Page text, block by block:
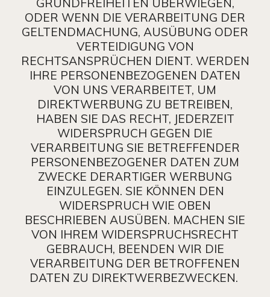
ODER WENN DIE VERARBEITUNG DER
GELTENDMACHUNG, AUSÜBUNG ODER
VERTEIDIGUNG VON
RECHTSANSPRÜCHEN DIENT. WERDEN
IHRE PERSONENBEZOGENEN DATEN
VON UNS VERARBEITET, UM
DIREKTWERBUNG ZU BETREIBEN,
HABEN SIE DAS RECHT, JEDERZEIT
WIDERSPRUCH GEGEN DIE
VERARBEITUNG SIE BETREFFENDER
PERSONENBEZOGENER DATEN ZUM
ZWECKE DERARTIGER WERBUNG
EINZULEGEN. SIE KÖNNEN DEN
WIDERSPRUCH WIE OBEN
BESCHRIEBEN AUSÜBEN. MACHEN SIE
VON IHREM WIDERSPRUCHSRECHT
GEBRAUCH, BEENDEN WIR DIE
VERARBEITUNG DER BETROFFENEN
DATEN ZU DIREKTWERBEZWECKEN.